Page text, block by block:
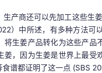
产商还可以先加工这些生
）中所述，有多种方法可
生姜产品转化为这些产品
，因为生姜是世界上最受
谱都证明了这一点 (SBS